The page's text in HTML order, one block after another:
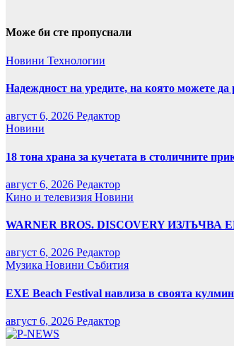
Може би сте пропуснали
Новини Технологии
Надеждност на уредите, на която можете да
август 6, 2026 Редактор
Новини
18 тона храна за кучетата в столичните
август 6, 2026 Редактор
Кино и телевизия Новини
WARNER BROS. DISCOVERY
август 6, 2026 Редактор
Музика Новини Събития
EXE Beach Festival навлиза в своята
август 6, 2026 Редактор